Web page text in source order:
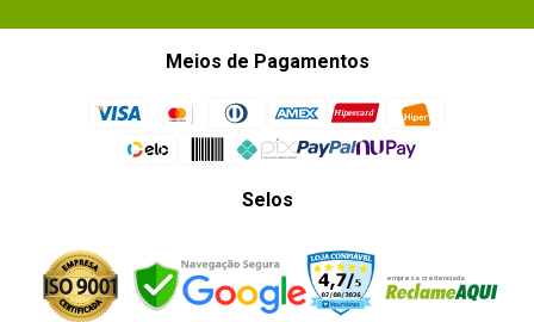
Meios de Pagamentos
Selos